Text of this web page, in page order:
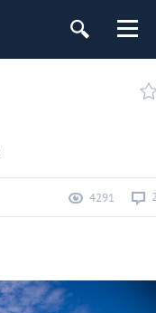
4291